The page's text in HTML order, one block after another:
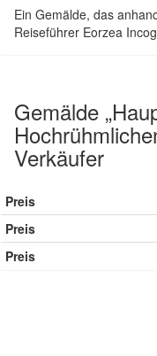
Ein Gemälde, das
Reiseführer Eorzea
Gemälde
Verkäufer
Preis
Preis
Preis